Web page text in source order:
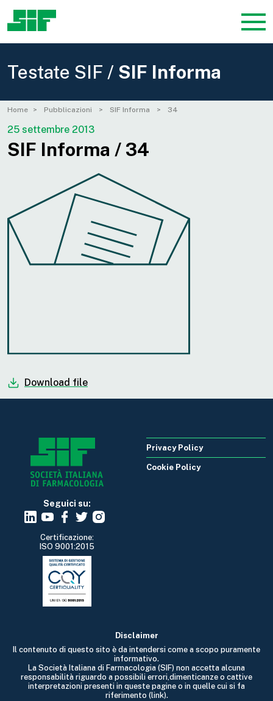
Testate SIF / SIF Informa
Home Pubblicazioni SIF Informa 34
25 settembre 2013
SIF Informa / 34
Download file
Seguici su:
Certificazione:
ISO 9001:2015
Disclaimer
Il contenuto di questo sito è da intendersi come a scopo puramente
informativo.
La Società Italiana di Farmacologia (SIF) non accetta alcuna
responsabilità riguardo a possibili errori,dimenticanze o cattive
interpretazioni presenti in queste pagine o in quelle cui si fa
riferimento (link).
Privacy Policy
Cookie Policy